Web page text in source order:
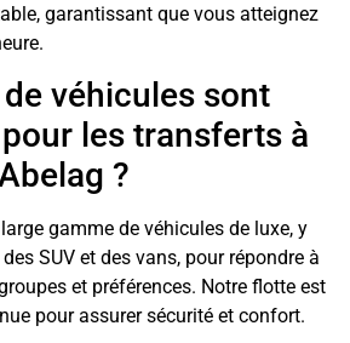
garantissant que vous atteignez
véhicules sont
les transferts à
?
gamme de véhicules de luxe, y
SUV et des vans, pour répondre à
et préférences. Notre flotte est
pour assurer sécurité et confort.